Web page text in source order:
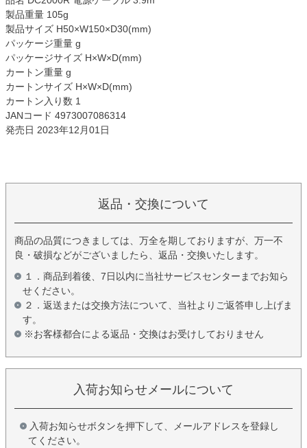
製品重量 105g
製品サイズ H50×W150×D30(mm)
パッケージ重量 g
パッケージサイズ H×W×D(mm)
カートン重量 g
カートンサイズ H×W×D(mm)
カートン入り数 1
JANコード 4973007086314
発売日 2023年12月01日
返品・交換について
商品の品質につきましては、万全を期しておりますが、万一不
良・破損などがございましたら、返品・交換いたします。
１．商品到着後、7日以内に当社サービスセンターまでお知ら
せください。
２．返送または交換方法について、当社よりご返答申し上げま
す。
※お客様都合による返品・交換はお受けしておりません
入荷お知らせメールについて
入荷お知らせボタンを押下して、メールアドレスを登録し
てください。